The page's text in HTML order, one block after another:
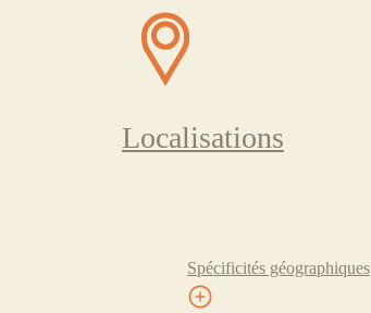
Localisations
Spécificités géographiques